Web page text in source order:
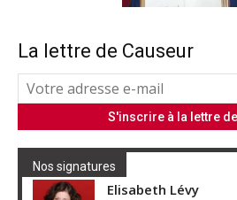
La lettre de Causeur
Nos signatures
Elisabeth Lévy